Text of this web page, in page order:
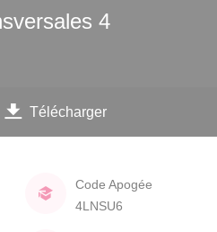
4
Télécharger
Code Apogée
4LNSU6